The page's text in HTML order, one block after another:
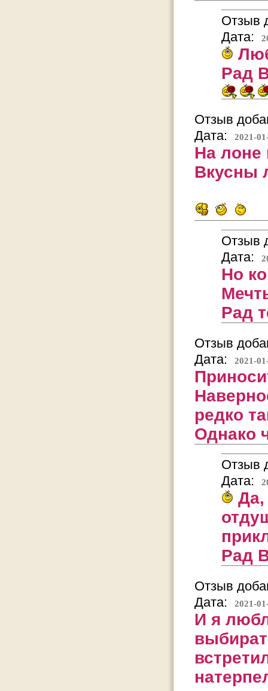
Отзыв
Дата:
Рад
Отзыв
Дата:
2021-
На лоне
Вкусны
Отзыв
Дата:
Но
Рад
Отзыв
Дата:
2021-
редко
Однако
Отзыв
Дата:
Да,
Рад
Отзыв
Дата:
2021-
И я